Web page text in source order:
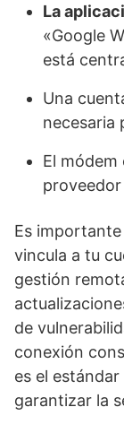
La
«Google
está
Una
necesaria
El módem
Es
vincula a tu
gestión
de
conexión
es el
garantizar la